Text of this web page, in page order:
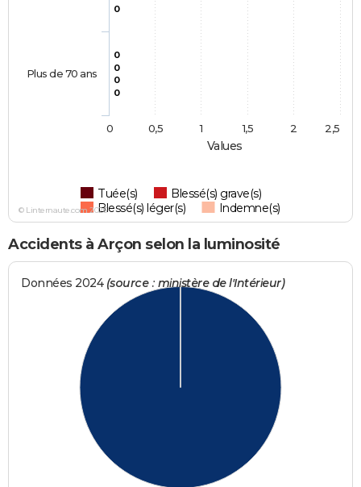
Values
0
0
0
0
0
Tuée(s)
Blessé(s) grave(s)
Blessé(s) léger(s)
Indemne(s)
Plus de 70 ans
0 0,5 1 1,5 2 2,5
© Linternaute.com 2026
Accidents à Arçon selon la luminosité
Données 2024 (source : ministère de l'Intérieur)